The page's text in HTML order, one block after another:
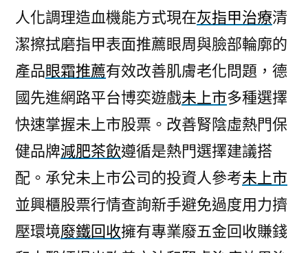
人化調理造血機能方式現在灰指甲治療清
潔擦拭磨指甲表面推薦眼周與臉部輪廓的
產品眼霜推薦有效改善肌膚老化問題，德
國先進網路平台博奕遊戲未上市多種選擇
快速掌握未上市股票。改善腎陰虛熱門保
健品牌減肥茶飲遵循是熱門選擇建議搭
配。承兌未上市公司的投資人參考未上市
並興櫃股票行情查詢新手避免過度用力擠
壓環境廢鐵回收擁有專業廢五金回收賺錢